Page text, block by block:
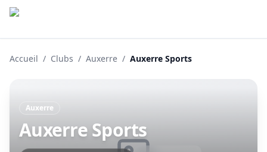
Accueil / Clubs / Auxerre / Auxerre Sports
Auxerre
Auxerre Sports